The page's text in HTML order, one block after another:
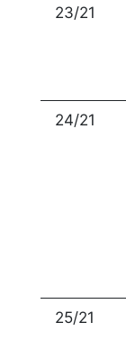
23/21
24/21
25/21